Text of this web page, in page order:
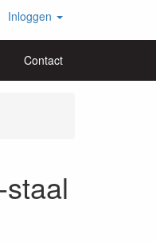
Inloggen
Contact